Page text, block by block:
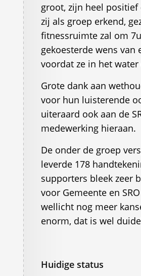
groot, zijn heel
zij als groep erkend,
fitnessruimte zal om
gekoesterde wens van
voordat ze in het
Grote dank aan
voor hun luisterende
uiteraard ook aan de
medewerking hieraan.
De onder de groep
leverde 178
supporters bleek zeer
voor Gemeente en
wellicht nog meer
enorm, dat is wel
Huidige status